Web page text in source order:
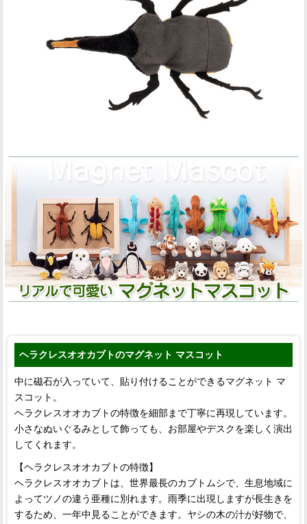
ヘラクレスオオカブトのマグネット マスコット
中に磁石が入っていて、貼り付けることができるマグネット マ
スコット。
ヘラクレスオオカブトの特徴を細部まで丁寧に再現しています。
小さなぬいぐるみとして飾っても、お部屋やデスクを楽しく演出
してくれます。
【ヘラクレスオオカブトの特徴】
ヘラクレスオオカブトは、世界最長のカブトムシで、生息地域に
よってツノの違う亜種に別れます。雨季に出現しますが長生きを
するため、一年中見ることができます。ヤシの木の汁が好物で、